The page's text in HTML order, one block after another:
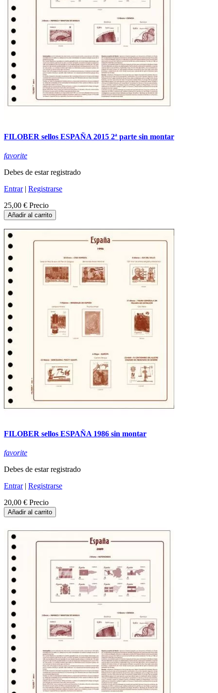
FILOBER sellos ESPAÑA 2015 2ª parte sin montar
favorite
Debes de estar registrado
Entrar| Registrarse
25,00 € Precio
Añadir al carrito
FILOBER sellos ESPAÑA 1986 sin montar
favorite
Debes de estar registrado
Entrar| Registrarse
20,00 € Precio
Añadir al carrito